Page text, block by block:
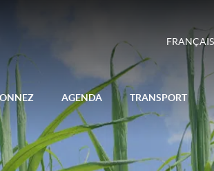
AGENDA TRANSPORT
FRANÇAIS